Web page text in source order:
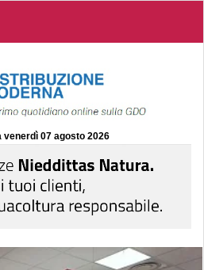
venerdì 07 agosto 2026